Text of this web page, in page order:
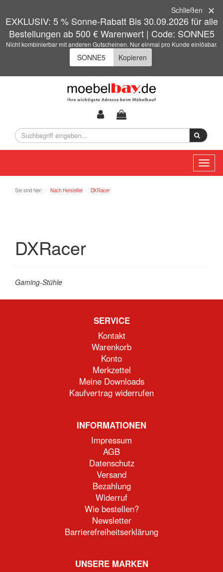
EXKLUSIV: 5 % Sonne-Rabatt Bis 30.09.2026 für alle
Bestellungen ab 500 € Warenwert | Code: SONNE5
Nicht kombinierbar mit anderen Gutscheinen. Nur einmal pro Kunde einlösbar.
Kopieren
Schließen
Sie sind hier: Nach Hersteller DXRacer
DXRacer
Gaming-Stühle
SERVICE
Kontakt
Warenkorb
Konto
Merkzettel
Meine Downloads
Kaufvertrag widerrufen
INFORMATIONEN
Impressum
AGB
Datenschutz
Versand
Bezahlung
Widerruf
Wie bestellen?
Newsletter
Barrierefreiheitserklärung
UNSERE MARKEN